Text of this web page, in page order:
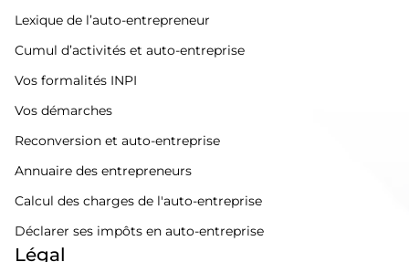
Lexique de l’auto-entrepreneur
Cumul d’activités et auto-entreprise
Vos formalités INPI
Vos démarches
Reconversion et auto-entreprise
Annuaire des entrepreneurs
Calcul des charges de l'auto-entreprise
Déclarer ses impôts en auto-entreprise
Légal